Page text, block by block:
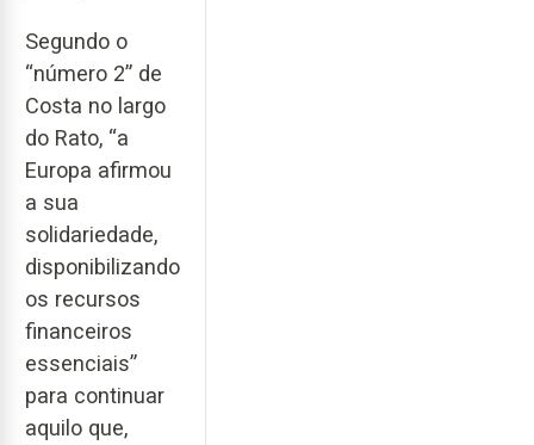
Segundo o
“número 2” de
Costa no largo
do Rato, “a
Europa afirmou
a sua
solidariedade,
disponibilizando
os recursos
financeiros
essenciais”
para continuar
aquilo que,